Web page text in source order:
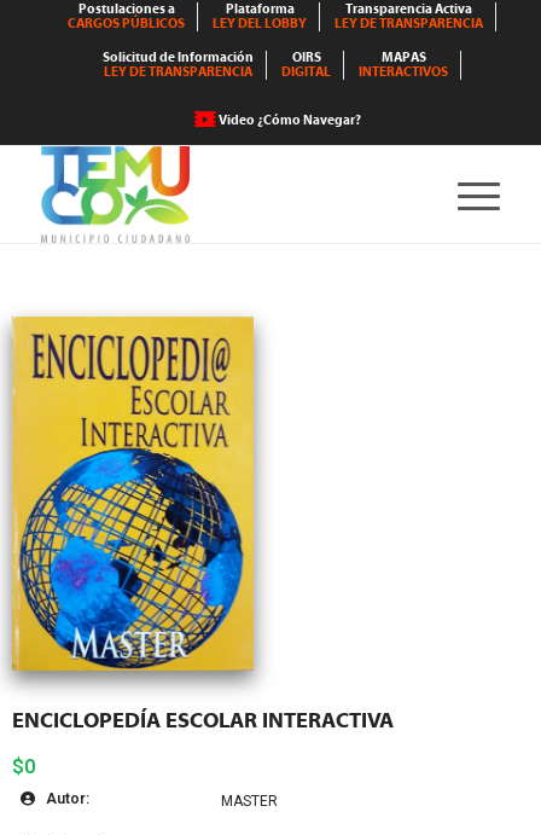
Postulaciones a
CARGOS PÚBLICOS
Plataforma
LEY DEL LOBBY
Transparencia Activa
LEY DE TRANSPARENCIA
Solicitud de Información
LEY DE TRANSPARENCIA
OIRS
DIGITAL
MAPAS
INTERACTIVOS
Video ¿Cómo Navegar?
ENCICLOPEDÍA ESCOLAR INTERACTIVA
$0
Autor: MASTER